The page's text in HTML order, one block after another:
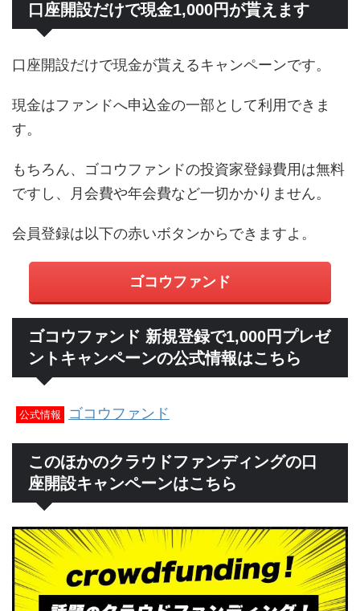
口座開設だけで現金1,000円が貰えます
口座開設だけで現金が貰えるキャンペーンです。
現金はファンドへ申込金の一部として利用できま
す。
もちろん、ゴコウファンドの投資家登録費用は無料
ですし、月会費や年会費など一切かかりません。
会員登録は以下の赤いボタンからできますよ。
ゴコウファンド
ゴコウファンド 新規登録で1,000円プレゼ
ントキャンペーンの公式情報はこちら
公式情報 ゴコウファンド
このほかのクラウドファンディングの口
座開設キャンペーンはこちら